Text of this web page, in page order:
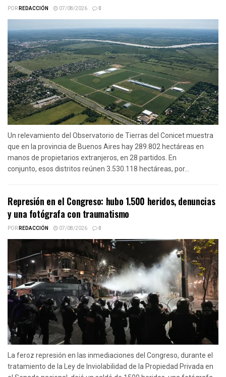
PORREDACCIÓN 07/08/2026 0
Un relevamiento del Observatorio de Tierras del Conicet muestra
que en la provincia de Buenos Aires hay 289.802 hectáreas en
manos de propietarios extranjeros, en 28 partidos. En
conjunto, esos distritos reúnen 3.530.118 hectáreas, por...
Represión en el Congreso: hubo 1.500 heridos, denuncias
y una fotógrafa con traumatismo
PORREDACCIÓN 07/08/2026 0
La feroz represión en las inmediaciones del Congreso, durante el
tratamiento de la Ley de Inviolabilidad de la Propiedad Privada en